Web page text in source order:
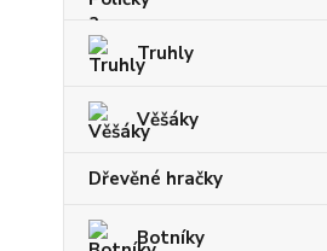
Truhly
Věšáky
Dřevěné hračky
Botníky